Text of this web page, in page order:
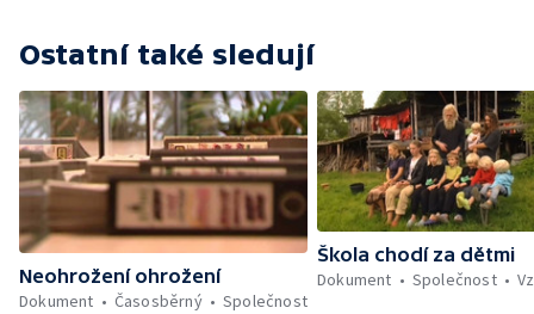
Ostatní také sledují
Neohrožení ohrožení
Dokument
Časosběrný Společnost
Škola chodí za dětmi
Dokument
Společnost